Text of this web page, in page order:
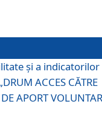
și a indicatorilor
ACCES CĂTRE
APORT